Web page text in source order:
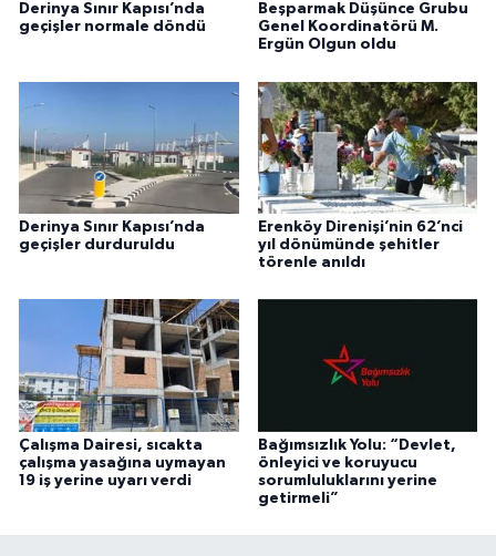
Derinya Sınır Kapısı’nda
geçişler normale döndü
Beşparmak Düşünce Grubu
Genel Koordinatörü M.
Ergün Olgun oldu
Derinya Sınır Kapısı’nda
geçişler durduruldu
Erenköy Direnişi’nin 62’nci
yıl dönümünde şehitler
törenle anıldı
Çalışma Dairesi, sıcakta
çalışma yasağına uymayan
19 iş yerine uyarı verdi
Bağımsızlık Yolu: “Devlet,
önleyici ve koruyucu
sorumluluklarını yerine
getirmeli”